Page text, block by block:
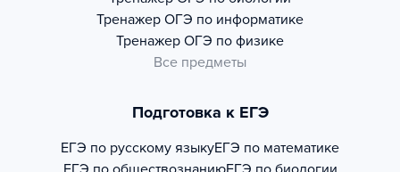
Тренажер ОГЭ по информатике
Тренажер ОГЭ по физике
Все предметы
Подготовка к ЕГЭ
ЕГЭ по русскому языкуЕГЭ по математике